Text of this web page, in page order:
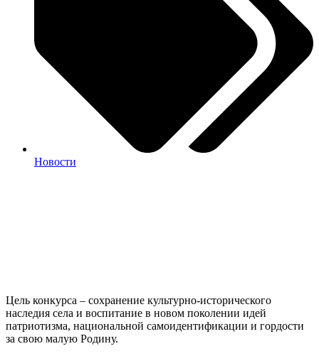
Новости
Цель конкурса – сохранение культурно-исторического
наследия села и воспитание в новом поколении идей
патриотизма, национальной самоидентификации и гордости
за свою малую Родину.